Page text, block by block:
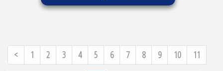
<Previous
1 2 3 4 5 6 7 8 9 10 11